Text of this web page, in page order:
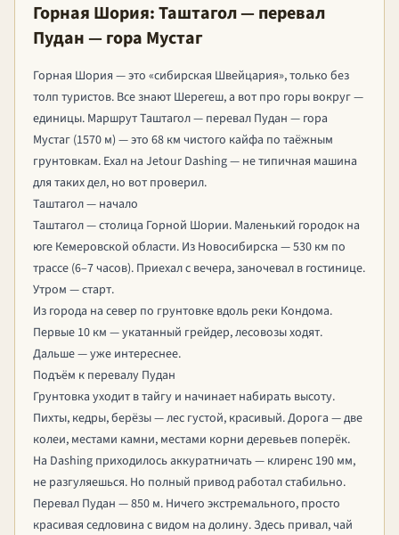
Горная Шория: Таштагол — перевал
Пудан — гора Мустаг
Горная Шория — это «сибирская Швейцария», только без
толп туристов. Все знают Шерегеш, а вот про горы вокруг —
единицы. Маршрут Таштагол — перевал Пудан — гора
Мустаг (1570 м) — это 68 км чистого кайфа по таёжным
грунтовкам. Ехал на Jetour Dashing — не типичная машина
для таких дел, но вот проверил.
Таштагол — начало
Таштагол — столица Горной Шории. Маленький городок на
юге Кемеровской области. Из Новосибирска — 530 км по
трассе (6–7 часов). Приехал с вечера, заночевал в гостинице.
Утром — старт.
Из города на север по грунтовке вдоль реки Кондома.
Первые 10 км — укатанный грейдер, лесовозы ходят.
Дальше — уже интереснее.
Подъём к перевалу Пудан
Грунтовка уходит в тайгу и начинает набирать высоту.
Пихты, кедры, берёзы — лес густой, красивый. Дорога — две
колеи, местами камни, местами корни деревьев поперёк.
На Dashing приходилось аккуратничать — клиренс 190 мм,
не разгуляешься. Но полный привод работал стабильно.
Перевал Пудан — 850 м. Ничего экстремального, просто
красивая седловина с видом на долину. Здесь привал, чай